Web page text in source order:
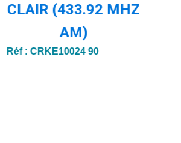
CLAIR (433.92 MHZ
AM)
Réf : CRKE10024 90